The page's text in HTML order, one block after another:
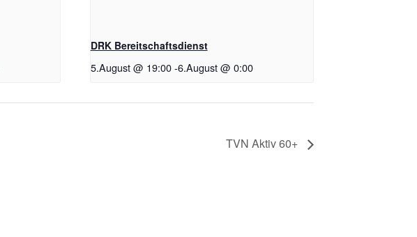
DRK Bereitschaftsdienst
5.August @ 19:00 -6.August @ 0:00
TVN Aktiv 60+